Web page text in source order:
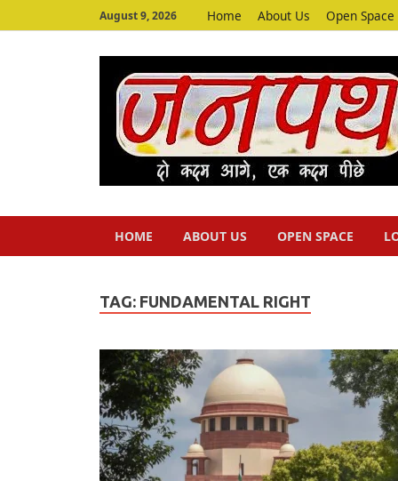
August 9, 2026 Home About Us Open Space
HOME ABOUT US OPEN SPACE
TAG: FUNDAMENTAL RIGHT